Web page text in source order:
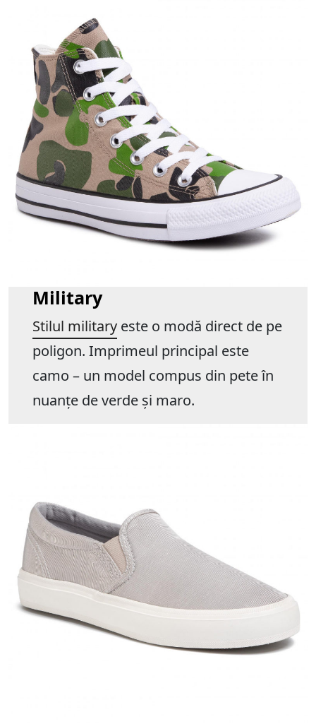
Military
Stilul militaryeste o modă direct de pe
poligon. Imprimeul principal este
camo – un model compus din pete în
nuanțe de verde și maro.